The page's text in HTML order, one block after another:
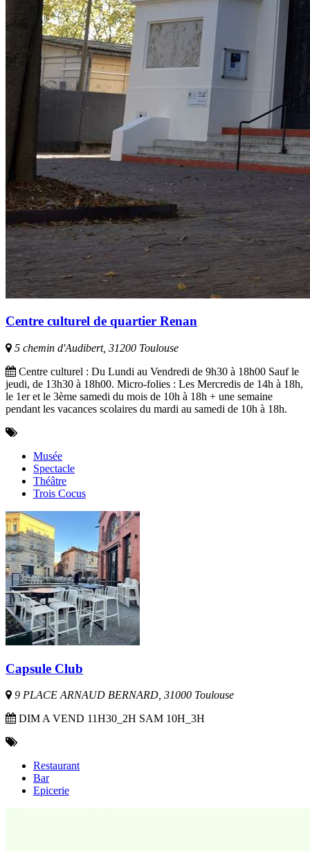
Centre culturel de quartier Renan
5 chemin d'Audibert, 31200 Toulouse
Centre culturel : Du Lundi au Vendredi de 9h30 à 18h00 Sauf le
jeudi, de 13h30 à 18h00. Micro-folies : Les Mercredis de 14h à 18h,
le 1er et le 3ème samedi du mois de 10h à 18h + une semaine
pendant les vacances scolaires du mardi au samedi de 10h à 18h.
Musée
Spectacle
Théâtre
Trois Cocus
Capsule Club
9 PLACE ARNAUD BERNARD, 31000 Toulouse
DIM A VEND 11H30_2H SAM 10H_3H
Restaurant
Bar
Epicerie